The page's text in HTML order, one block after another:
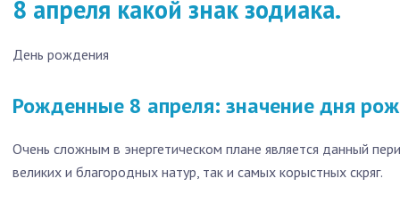
8 апреля какой знак зодиака.
День рождения
Рожденные 8 апреля: значение дня
Очень сложным в энергетическом плане является данный
великих и благородных натур, так и самых корыстных скряг.